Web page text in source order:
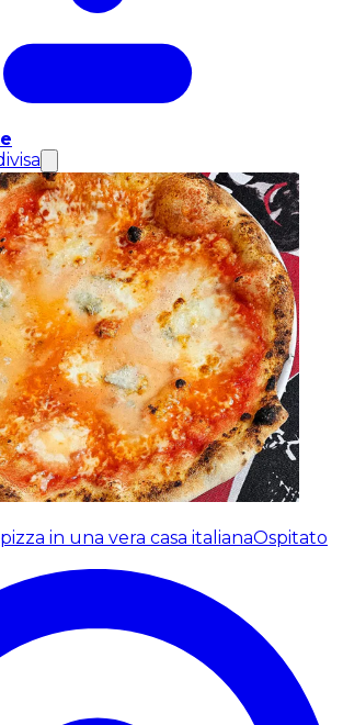
in una vera casa italianaOspitato